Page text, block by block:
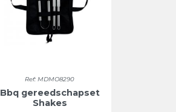
Ref: MDMO8290
Bbq gereedschapset
Shakes